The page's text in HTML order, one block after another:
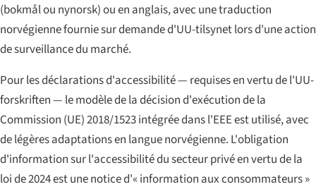
(bokmål ou nynorsk) ou en anglais, avec une traduction
norvégienne fournie sur demande d'UU-tilsynet lors d'une action
de surveillance du marché.
Pour les déclarations d'accessibilité — requises en vertu de l'UU-
forskriften — le modèle de la décision d'exécution de la
Commission (UE) 2018/1523 intégrée dans l'EEE est utilisé, avec
de légères adaptations en langue norvégienne. L'obligation
d'information sur l'accessibilité du secteur privé en vertu de la
loi de 2024 est une notice d'« information aux consommateurs »